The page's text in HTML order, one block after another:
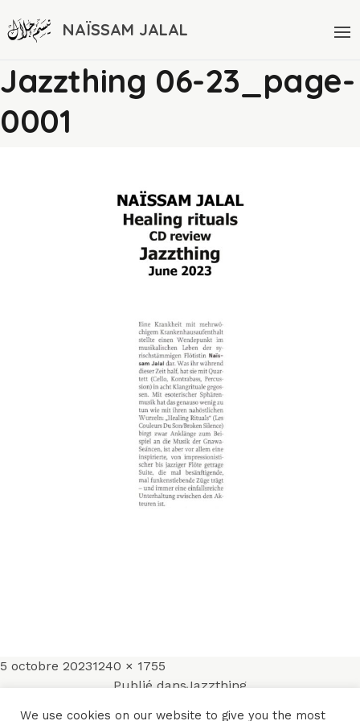
NAÏSSAM JALAL
Jazzthing 06-23_page-
0001
Publié
5 octobre 2023Taille
réelle
1240 × 1755
NavigationPublié dansJazzthing
We use cookies on our website to give you the most